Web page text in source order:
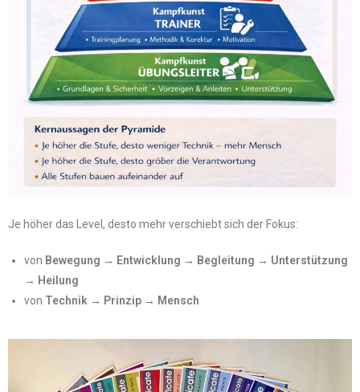
Je höher das Level, desto mehr verschiebt sich der Fokus:
von Bewegung → Entwicklung → Begleitung → Unterstützung
→ Heilung
von Technik → Prinzip → Mensch